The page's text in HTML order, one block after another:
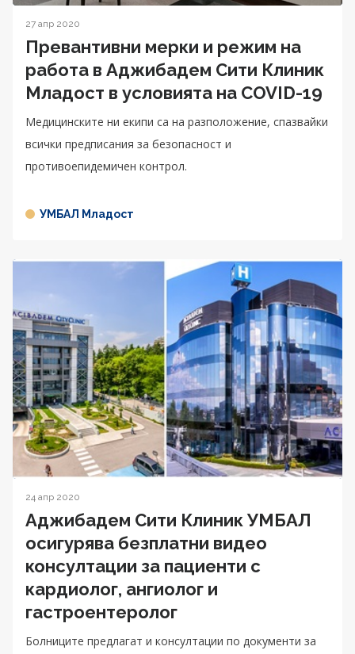
27 апр 2020
Превантивни мерки и режим на
работа в Аджибадем Сити Клиник
Младост в условията на COVID-19
Медицинските ни екипи са на разположение, спазвайки
всички предписания за безопасност и
противоепидемичен контрол.
УМБАЛ Младост
24 апр 2020
Аджибадем Сити Клиник УМБАЛ
осигурява безплатни видео
консултации за пациенти с
кардиолог, ангиолог и
гастроентеролог
Болниците предлагат и консултации по документи за